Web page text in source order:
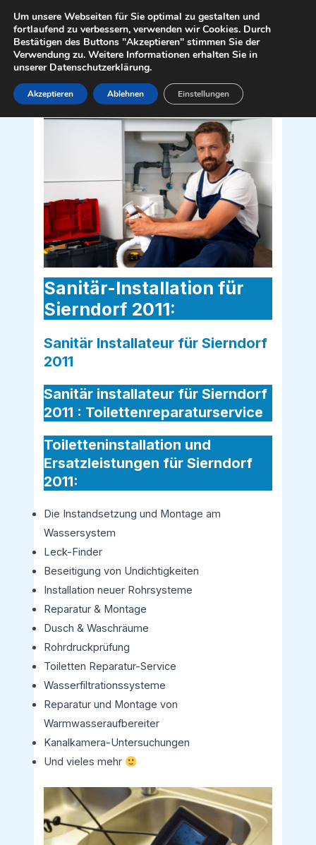
Inhalt
springen
Sanitär Installateur für Sierndorf 2011
Sanitär-Installation für
Sierndorf 2011:
Sanitär Installateur für Sierndorf
2011
Sanitär installateur für Sierndorf
2011 : Toilettenreparaturservice
Toiletteninstallation und
Ersatzleistungen für Sierndorf
2011:
Die Instandsetzung und Montage am
Wassersystem
Leck-Finder
Beseitigung von Undichtigkeiten
Installation neuer Rohrsysteme
Reparatur & Montage
Dusch & Waschräume
Rohrdruckprüfung
Toiletten Reparatur-Service
Wasserfiltrationssysteme
Reparatur und Montage von
Warmwasseraufbereiter
Kanalkamera-Untersuchungen
Und vieles mehr
Um unsere Webseiten für Sie optimal zu gestalten und
fortlaufend zu verbessern, verwenden wir Cookies. Durch
Bestätigen des Buttons "Akzeptieren" stimmen Sie der
Verwendung zu. Weitere Informationen erhalten Sie in
unserer Datenschutzerklärung.
Akzeptieren Ablehnen Einstellungen